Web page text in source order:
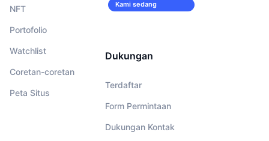
NFT
Portofolio
Watchlist
Coretan-coretan
Peta Situs
Kami sedang
Dukungan
Terdaftar
Form Permintaan
Dukungan Kontak